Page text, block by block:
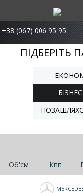
+38 (067) 006 95 95
ПІДБЕРІТЬ
БІЗНЕС
Об'єм Кпп